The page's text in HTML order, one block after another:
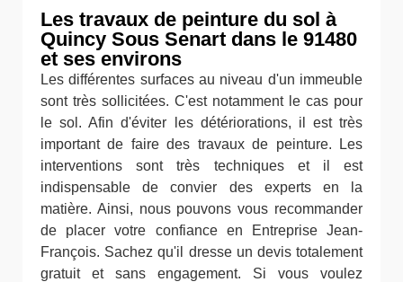
Les travaux de peinture du sol à
Quincy Sous Senart dans le 91480
et ses environs
Les différentes surfaces au niveau d'un immeuble
sont très sollicitées. C'est notamment le cas pour
le sol. Afin d'éviter les détériorations, il est très
important de faire des travaux de peinture. Les
interventions sont très techniques et il est
indispensable de convier des experts en la
matière. Ainsi, nous pouvons vous recommander
de placer votre confiance en Entreprise Jean-
François. Sachez qu'il dresse un devis totalement
gratuit et sans engagement. Si vous voulez